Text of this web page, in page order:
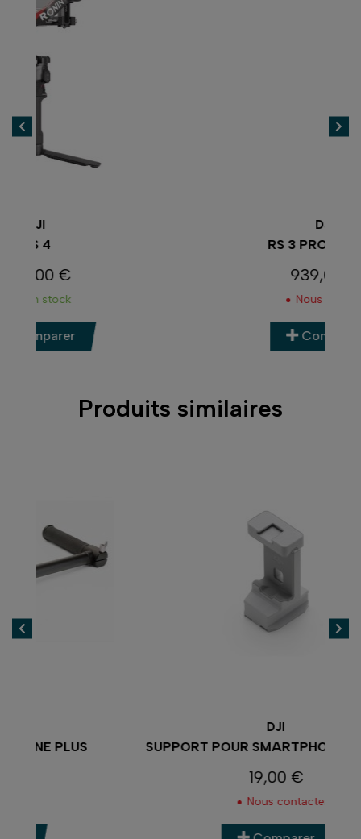
Produits similaires
SUPPORT POUR SMARTPHONE RS 4 MINI
Nous contacter